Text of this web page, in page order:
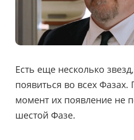
Есть еще несколько
появиться во всех
момент их появление не
шестой Фазе.